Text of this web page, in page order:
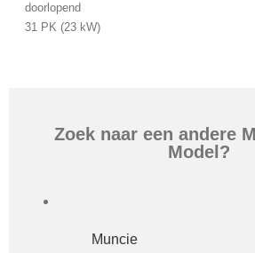
doorlopend
31 PK (23 kW)
Zoek naar een andere
Model?
Muncie